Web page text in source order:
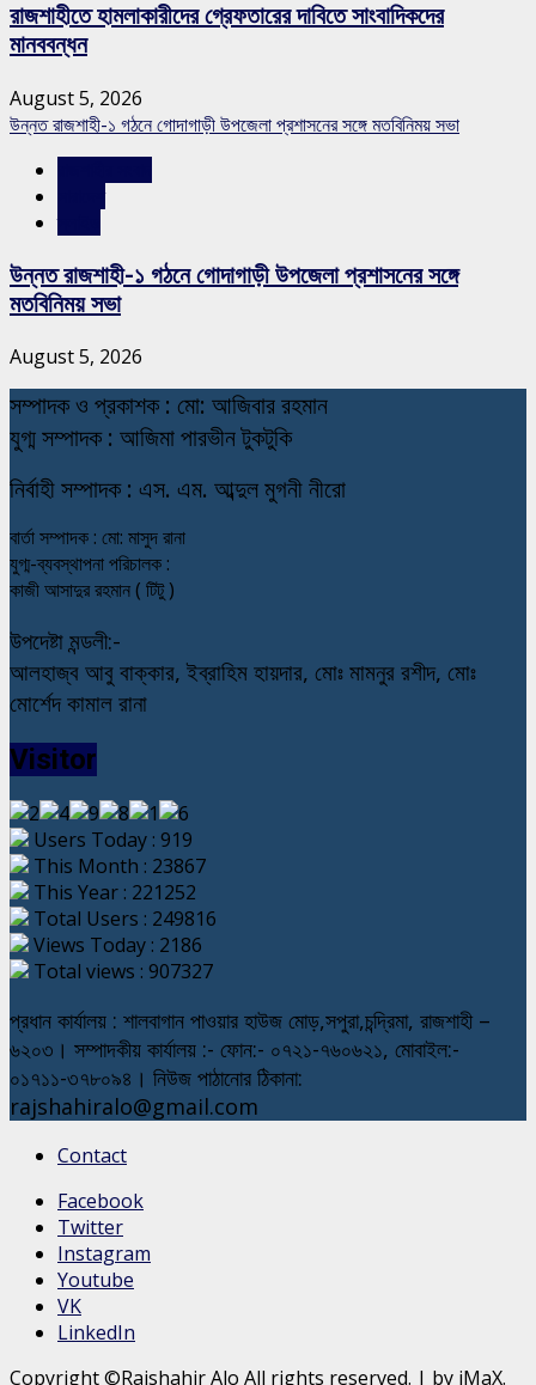
রাজশাহীতে হামলাকারীদের গ্রেফতারের দাবিতে সাংবাদিকদের
মানববন্ধন
August 5, 2026
উন্নত রাজশাহী-১ গঠনে গোদাগাড়ী উপজেলা প্রশাসনের সঙ্গে মতবিনিময় সভা
উন্নত রাজশাহী-১ গঠনে গোদাগাড়ী উপজেলা প্রশাসনের সঙ্গে
মতবিনিময় সভা
August 5, 2026
সম্পাদক ও প্রকাশক : মো: আজিবার রহমান
যুগ্ম সম্পাদক : আজিমা পারভীন টুকটুকি
নির্বাহী সম্পাদক : এস. এম. আব্দুল মুগনী নীরো
বার্তা সম্পাদক : মো: মাসুদ রানা
যুগ্ম-ব্যবস্থাপনা পরিচালক :
কাজী আসাদুর রহমান ( টিটু )
উপদেষ্টা মন্ডলী:-
আলহাজ্ব আবু বাক্কার, ইব্রাহিম হায়দার, মোঃ মামনুর রশীদ, মোঃ
মোর্শেদ কামাল রানা
Visitor
Users Today : 919
This Month : 23867
This Year : 221252
Total Users : 249816
Views Today : 2186
Total views : 907327
প্রধান কার্যালয় : শালবাগান পাওয়ার হাউজ মোড়,সপুরা,চন্দ্রিমা, রাজশাহী –
৬২০৩। সম্পাদকীয় কার্যালয় :- ফোন:- ০৭২১-৭৬০৬২১, মোবাইল:-
০১৭১১-৩৭৮০৯৪। নিউজ পাঠানোর ঠিকানা:
rajshahiralo@gmail.com
Contact
Facebook
Twitter
Instagram
Youtube
VK
LinkedIn
Copyright ©Rajshahir Alo All rights reserved. | by iMaX.